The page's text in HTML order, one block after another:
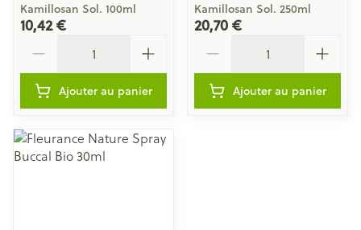
Kamillosan Sol. 100ml
10,42 €
Ajouter au panier
Kamillosan Sol. 250ml
20,70 €
Ajouter au panier